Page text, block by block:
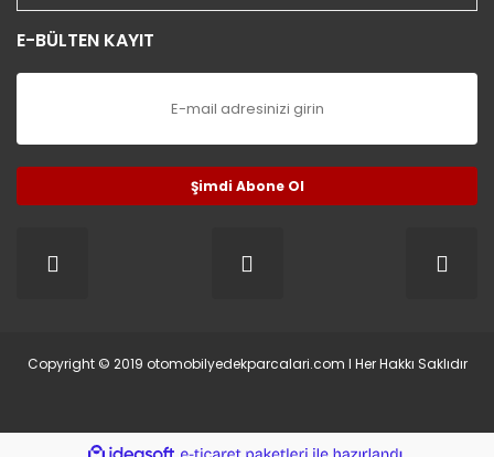
E-BÜLTEN KAYIT
Şimdi Abone Ol
Copyright © 2019 otomobilyedekparcalari.com l Her Hakkı Saklıdır